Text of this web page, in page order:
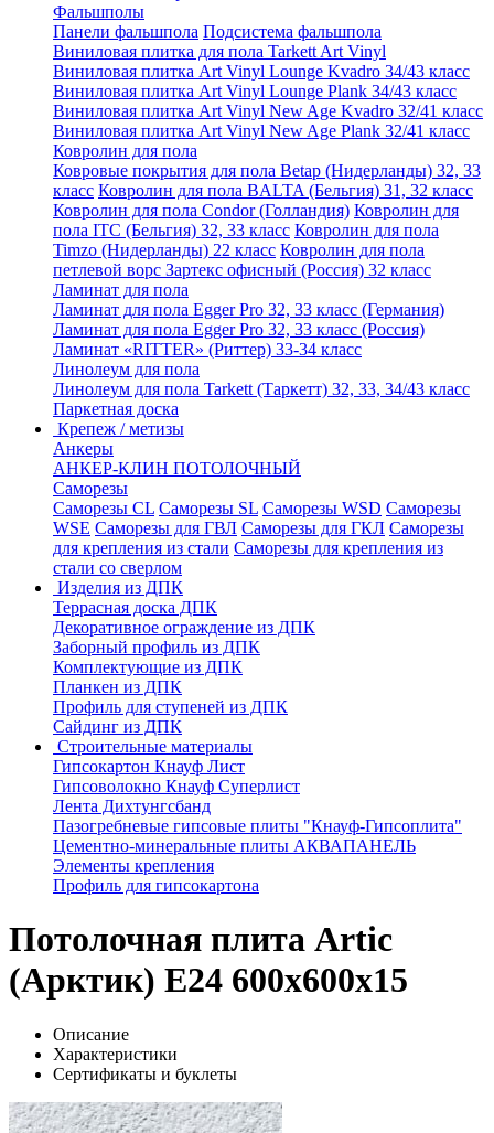
Фальшполы
Панели фальшпола Подсистема фальшпола
Виниловая плитка для пола Tarkett Art Vinyl
Виниловая плитка Art Vinyl Lounge Kvadro 34/43 класс
Виниловая плитка Art Vinyl Lounge Plank 34/43 класс
Виниловая плитка Art Vinyl New Age Kvadro 32/41 класс
Виниловая плитка Art Vinyl New Age Plank 32/41 класс
Ковролин для пола
Ковровые покрытия для пола Betap (Нидерланды) 32, 33
класс Ковролин для пола BALTA (Бельгия) 31, 32 класс
Ковролин для пола Condor (Голландия) Ковролин для
пола ITC (Бельгия) 32, 33 класс Ковролин для пола
Timzo (Нидерланды) 22 класс Ковролин для пола
петлевой ворс Зартекс офисный (Россия) 32 класс
Ламинат для пола
Ламинат для пола Egger Pro 32, 33 класс (Германия)
Ламинат для пола Egger Pro 32, 33 класс (Россия)
Ламинат «RITTER» (Риттер) 33-34 класс
Линолеум для пола
Линолеум для пола Tarkett (Таркетт) 32, 33, 34/43 класс
Паркетная доска
Крепеж / метизы
Анкеры
АНКЕР-КЛИН ПОТОЛОЧНЫЙ
Саморезы
Саморезы CL Саморезы SL Саморезы WSD Саморезы
WSE Саморезы для ГВЛ Саморезы для ГКЛ Саморезы
для крепления из стали Саморезы для крепления из
стали со сверлом
Изделия из ДПК
Террасная доска ДПК
Декоративное ограждение из ДПК
Заборный профиль из ДПК
Комплектующие из ДПК
Планкен из ДПК
Профиль для ступеней из ДПК
Сайдинг из ДПК
Строительные материалы
Гипсокартон Кнауф Лист
Гипсоволокно Кнауф Суперлист
Лента Дихтунгсбанд
Пазогребневые гипсовые плиты "Кнауф-Гипсоплита"
Цементно-минеральные плиты АКВАПАНЕЛЬ
Элементы крепления
Профиль для гипсокартона
Потолочная плита Artic
(Арктик) E24 600x600x15
Описание
Характеристики
Сертификаты и буклеты